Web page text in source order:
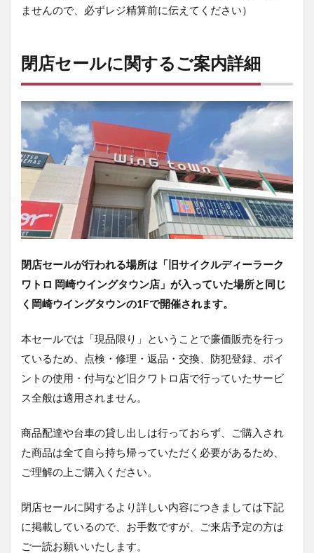
ませんので、必ずレジ精算前に伝えてください）
閉店セールに関するご案内詳細
閉店セールが行われる場所は「 旧サイクルディーラーク
ワトロ 岡崎ウイングタウン店」が入っていた場所と同じ
く岡崎ウイングタウンの1Fで開催されます。
本セールでは「現品限り」ということで廉価販売を行っ
ているため、点検・修理・返品・交換、防犯登録、ポイ
ントの使用・付与など旧クワトロ店で行っていたサービ
ス全般は適用されません。
商品配達や台車の貸し出しは行っておらず、ご購入され
た商品は全て自ら持ち帰っていただく必要があるため、
ご理解の上ご購入ください。
閉店セールに関するより詳しい内容につきましては下記
に掲載しているので、お手数ですが、ご来店予定の方は
ご一読お願いいたします。